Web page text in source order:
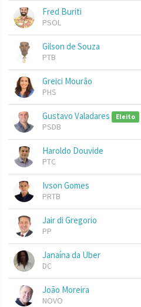
Fred Buriti
PSOL
Gilson de Souza
PTB
Greici Mourão
PHS
Gustavo Valadares Eleito
PSDB
Haroldo Douvide
PTC
Ivson Gomes
PRTB
Jair di Gregorio
PP
Janaína da Uber
DC
João Moreira
NOVO